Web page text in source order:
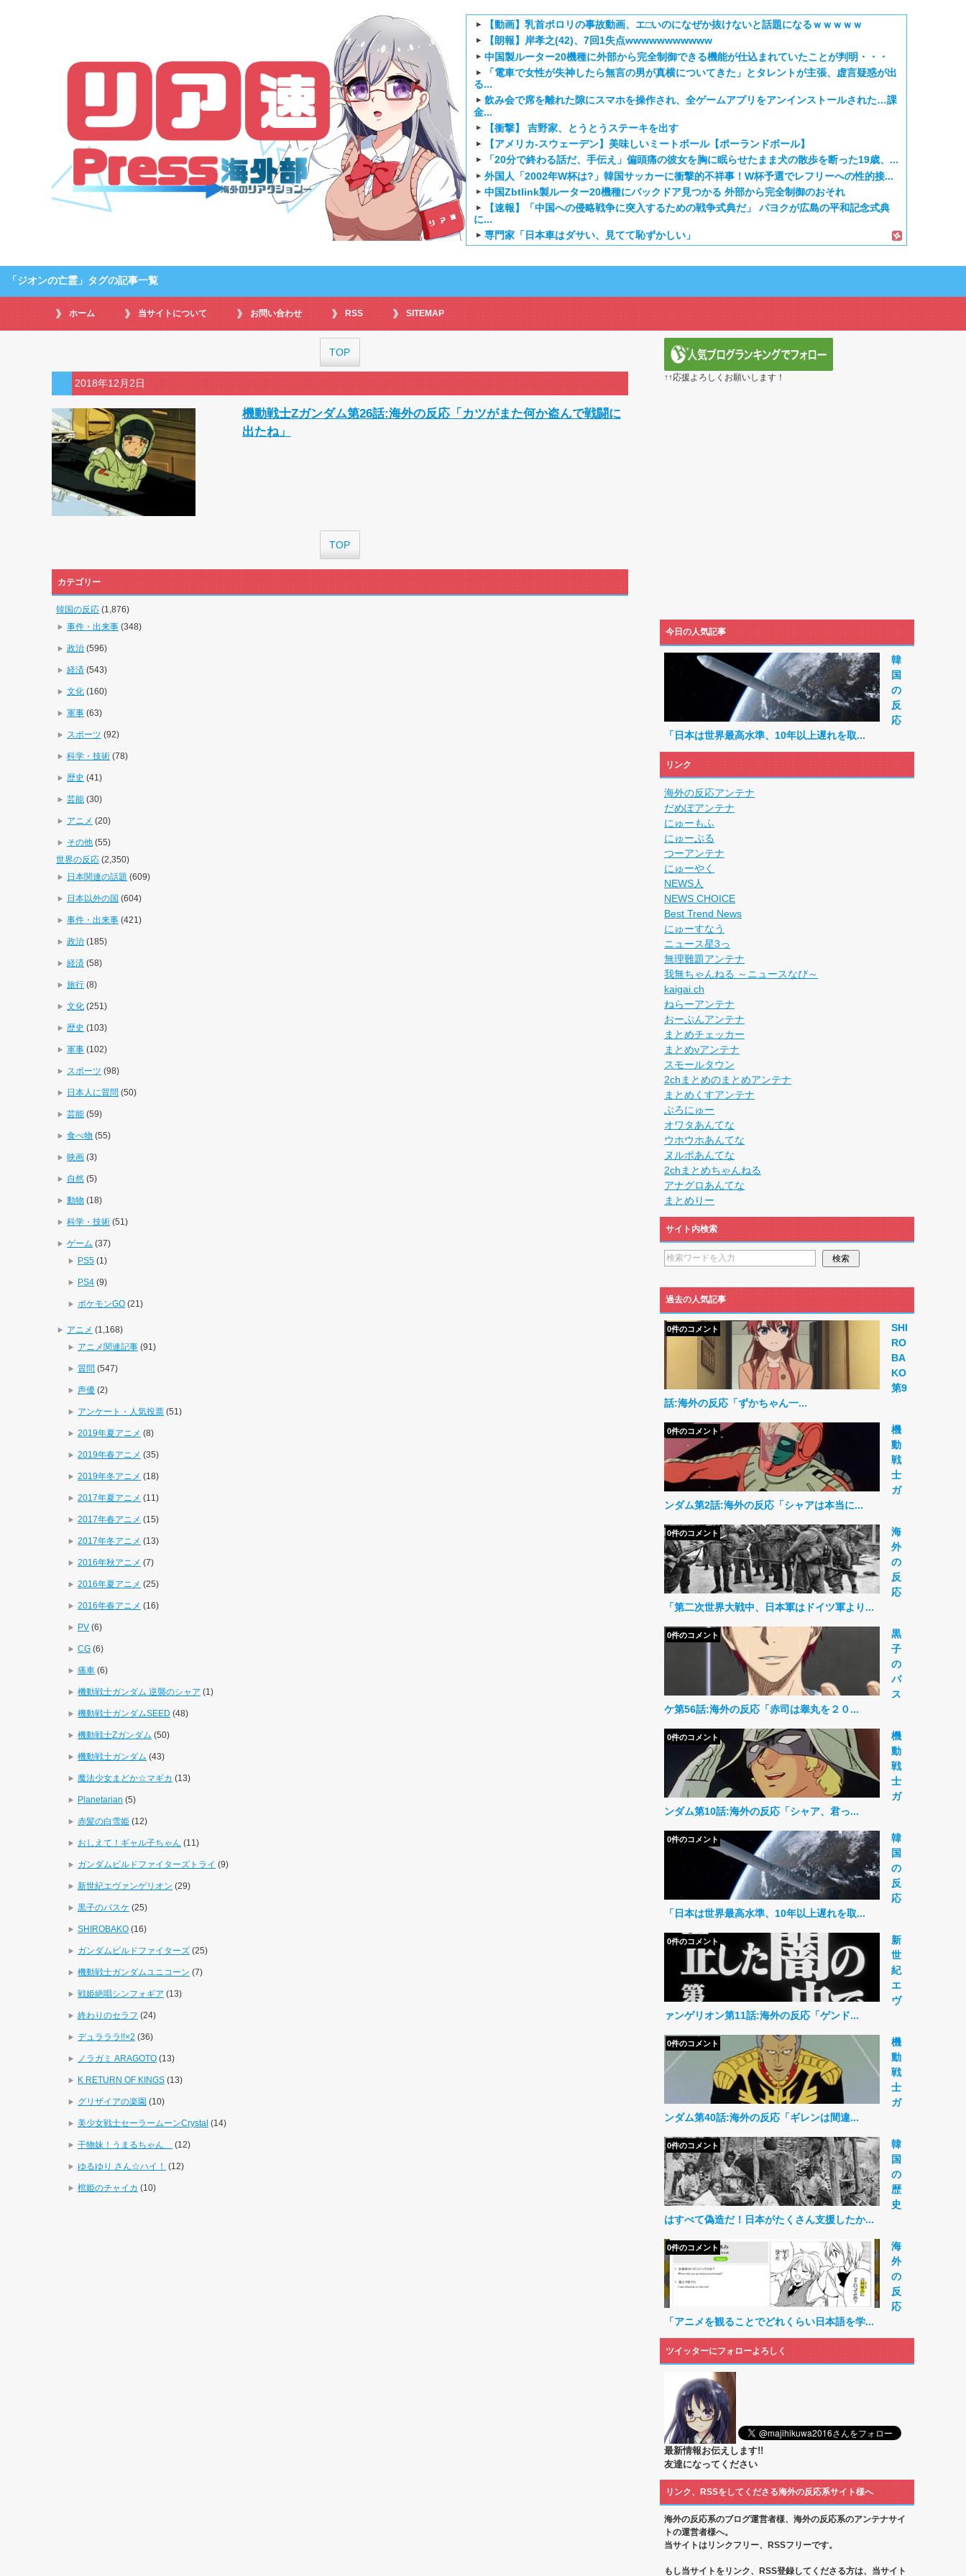
【動画】乳首ポロリの事故動画、エ□いのになぜか抜けないと話題になるｗｗｗｗｗ
【朗報】岸孝之(42)、7回1失点wwwwwwwwwww
中国製ルーター20機種に外部から完全制御できる機能が仕込まれていたことが判明・・・
「電車で女性が失神したら無言の男が真横についてきた」とタレントが主張、虚言疑惑が出
る...
飲み会で席を離れた隙にスマホを操作され、全ゲームアプリをアンインストールされた…課
金...
【衝撃】 吉野家、とうとうステーキを出す
【アメリカ-スウェーデン】美味しいミートボール【ポーランドボール】
「20分で終わる話だ、手伝え」偏頭痛の彼女を胸に眠らせたまま犬の散歩を断った19歳、...
外国人「2002年W杯は?」韓国サッカーに衝撃的不祥事！W杯予選でレフリーへの性的接...
中国Zbtlink製ルーター20機種にバックドア見つかる 外部から完全制御のおそれ
【速報】「中国への侵略戦争に突入するための戦争式典だ」 パヨクが広島の平和記念式典
に...
専門家「日本車はダサい、見てて恥ずかしい」
韓国人「日本が韓国文学が完全に定着！ブームを超えて一つのジャンルとして日本人全員に
【海外の反応】正反対な君と僕2期 5話：西から告白いくとは、ようやった！
海外「日本のアニメは世界観や設定の作り込みが半端じゃない…！」外国人を夢中ににする
外国人「ひどい奴なのに視聴者から愛される日本のアニメキャラがこちら」（海外の反応）
海外の反応【HUNTER×HUNTER】第416話感想「おいおい、文字が少なくてスッ...
155cm55kgの女性の食事より243cm120kgのダチョウの食事の方がヘルシー...
すまん熊本やがコンビニに食品も水もない
【戦争は話し合いで解決】と主張していたひろゆきさん ゆたぼんにとどめを刺されるｗｗｗ
海外「日本よ、お前がナンバーワンだ」 熊本地震直後の日本の対応のスピードに世界が衝撃
正直ザ・ビートルズって過大評価されすぎじゃねないか？
まとめチェッカーは閉鎖しました。RSSの解除をお願いします。
まとめチェッカーは閉鎖しました。RSSの解除をお願いします。
ハードオフに売っていた4万4000円のフィギュアがヤバすぎるｗｗｗｗｗｗ「こんな高い...
【閲覧注意】俺が近くにいると機械が壊れるんだけどさ
「ジオンの亡霊」タグの記事一覧
ホーム 当サイトについて お問い合わせ RSS SITEMAP
TOP
2018年12月2日
機動戦士Zガンダム第26話:海外の反応「カツがまた何か盗んで戦闘に
出たね」
TOP
カテゴリー
韓国の反応 (1,876)
事件・出来事 (348)
政治 (596)
経済 (543)
文化 (160)
軍事 (63)
スポーツ (92)
科学・技術 (78)
歴史 (41)
芸能 (30)
アニメ (20)
その他 (55)
世界の反応 (2,350)
日本関連の話題 (609)
日本以外の国 (604)
事件・出来事 (421)
政治 (185)
経済 (58)
旅行 (8)
文化 (251)
歴史 (103)
軍事 (102)
スポーツ (98)
日本人に質問 (50)
芸能 (59)
食べ物 (55)
映画 (3)
自然 (5)
動物 (18)
科学・技術 (51)
ゲーム (37)
PS5 (1)
PS4 (9)
ポケモンGO (21)
アニメ (1,168)
アニメ関連記事 (91)
質問 (547)
声優 (2)
アンケート・人気投票 (51)
2019年夏アニメ (8)
2019年春アニメ (35)
2019年冬アニメ (18)
2017年夏アニメ (11)
2017年春アニメ (15)
2017年冬アニメ (13)
2016年秋アニメ (7)
2016年夏アニメ (25)
2016年春アニメ (16)
PV (6)
CG (6)
痛車 (6)
機動戦士ガンダム 逆襲のシャア (1)
機動戦士ガンダムSEED (48)
機動戦士Zガンダム (50)
機動戦士ガンダム (43)
魔法少女まどか☆マギカ (13)
Planetarian (5)
赤髪の白雪姫 (12)
おしえて！ギャル子ちゃん (11)
ガンダムビルドファイターズトライ (9)
新世紀エヴァンゲリオン (29)
黒子のバスケ (25)
SHIROBAKO (16)
ガンダムビルドファイターズ (25)
機動戦士ガンダムユニコーン (7)
戦姫絶唱シンフォギア (13)
終わりのセラフ (24)
デュラララ!!×2 (36)
ノラガミ ARAGOTO (13)
K RETURN OF KINGS (13)
グリザイアの楽園 (10)
美少女戦士セーラームーンCrystal (14)
干物妹！うまるちゃん (12)
ゆるゆり さん☆ハイ！ (12)
棺姫のチャイカ (10)
↑↑応援よろしくお願いします！
今日の人気記事
韓
国
の
反
応
「日本は世界最高水準、10年以上遅れを取...
リンク
海外の反応アンテナ
だめぽアンテナ
にゅーもふ
にゅーぷる
つーアンテナ
にゅーやく
NEWS人
NEWS CHOICE
Best Trend News
にゅーすなう
ニュース星3っ
無理難題アンテナ
我無ちゃんねる ～ニュースなび～
kaigai.ch
ねらーアンテナ
おーぷんアンテナ
まとめチェッカー
まとめνアンテナ
スモールタウン
2chまとめのまとめアンテナ
まとめくすアンテナ
ぶろにゅー
オワタあんてな
ウホウホあんてな
ヌルポあんてな
2chまとめちゃんねる
アナグロあんてな
まとめりー
サイト内検索
過去の人気記事
SHI
RO
BA
KO
第9
話:海外の反応「ずかちゃん一...
0件のコメント
機
動
戦
士
ガ
ンダム第2話:海外の反応「シャアは本当に...
0件のコメント
海
外
の
反
応
「第二次世界大戦中、日本軍はドイツ軍より...
0件のコメント
黒
子
の
バ
ス
ケ第56話:海外の反応「赤司は睾丸を２０...
0件のコメント
機
動
戦
士
ガ
ンダム第10話:海外の反応「シャア、君っ...
0件のコメント
韓
国
の
反
応
「日本は世界最高水準、10年以上遅れを取...
0件のコメント
新
世
紀
エ
ヴ
ァンゲリオン第11話:海外の反応「ゲンド...
0件のコメント
機
動
戦
士
ガ
ンダム第40話:海外の反応「ギレンは間違...
0件のコメント
韓
国
の
歴
史
はすべて偽造だ！日本がたくさん支援したか...
0件のコメント
海
外
の
反
応
「アニメを観ることでどれくらい日本語を学...
0件のコメント
ツイッターにフォローよろしく
最新情報お伝えします!!
友達になってください
リンク、RSSをしてくださる海外の反応系サイト様へ
海外の反応系のブログ運営者様、海外の反応系のアンテナサイ
トの運営者様へ。
当サイトはリンクフリー、RSSフリーです。
もし当サイトをリンク、RSS登録してくださる方は、当サイト